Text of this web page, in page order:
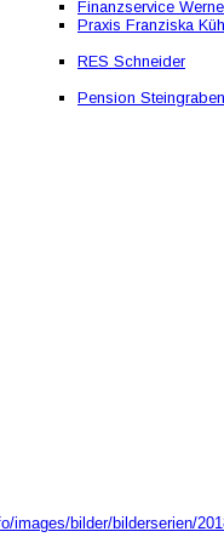
Finanzservice
Praxis Franziska
RES Schneider
Pension Steingraben
images/bilder/bilderserien/